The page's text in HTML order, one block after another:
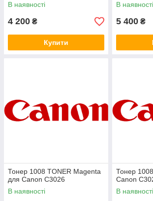
В наявності
4 200 ₴
Купити
В наявності
5 400 ₴
Тонер 1008 TONER Magenta
для Canon C3026
В наявності
Тонер
Canon
В наявності